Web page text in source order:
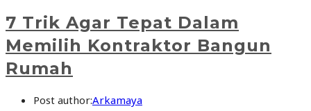
7 Trik Agar Tepat Dalam
Memilih Kontraktor Bangun
Rumah
Post author:Arkamaya